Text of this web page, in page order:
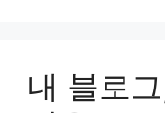
내 블로